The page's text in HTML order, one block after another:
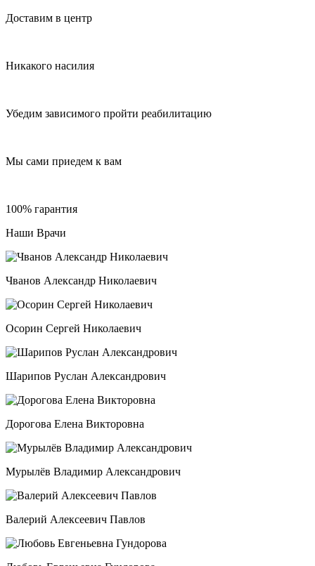
Доставим в центр
Никакого насилия
Убедим зависимого пройти реабилитацию
Мы сами приедем к вам
100% гарантия
Наши Врачи
Чванов Александр Николаевич
Осорин Сергей Николаевич
Шарипов Руслан Александрович
Дорогова Елена Викторовна
Мурылёв Владимир Александрович
Валерий Алексеевич Павлов